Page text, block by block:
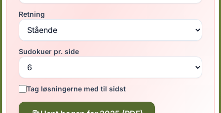
Retning
Sudokuer pr. side
Tag løsningerne med til sidst